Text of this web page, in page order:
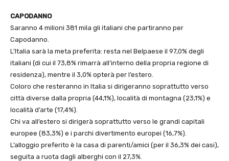
CAPODANNO
Saranno 4 milioni 381 mila gli italiani che partiranno per
Capodanno.
L’Italia sarà la meta preferita: resta nel Belpaese il 97,0% degli
italiani (di cui il 73,8% rimarrà all’interno della propria regione di
residenza), mentre il 3,0% opterà per l’estero.
Coloro che resteranno in Italia si dirigeranno soprattutto verso
città diverse dalla propria (44,1%), località di montagna (23,1%) e
località d’arte (17,4%).
Chi va all’estero si dirigerà soprattutto verso le grandi capitali
europee (83,3%) e i parchi divertimento europei (16,7%).
L’alloggio preferito è la casa di parenti/amici (per il 36,3% dei casi),
seguita a ruota dagli alberghi con il 27,3%.